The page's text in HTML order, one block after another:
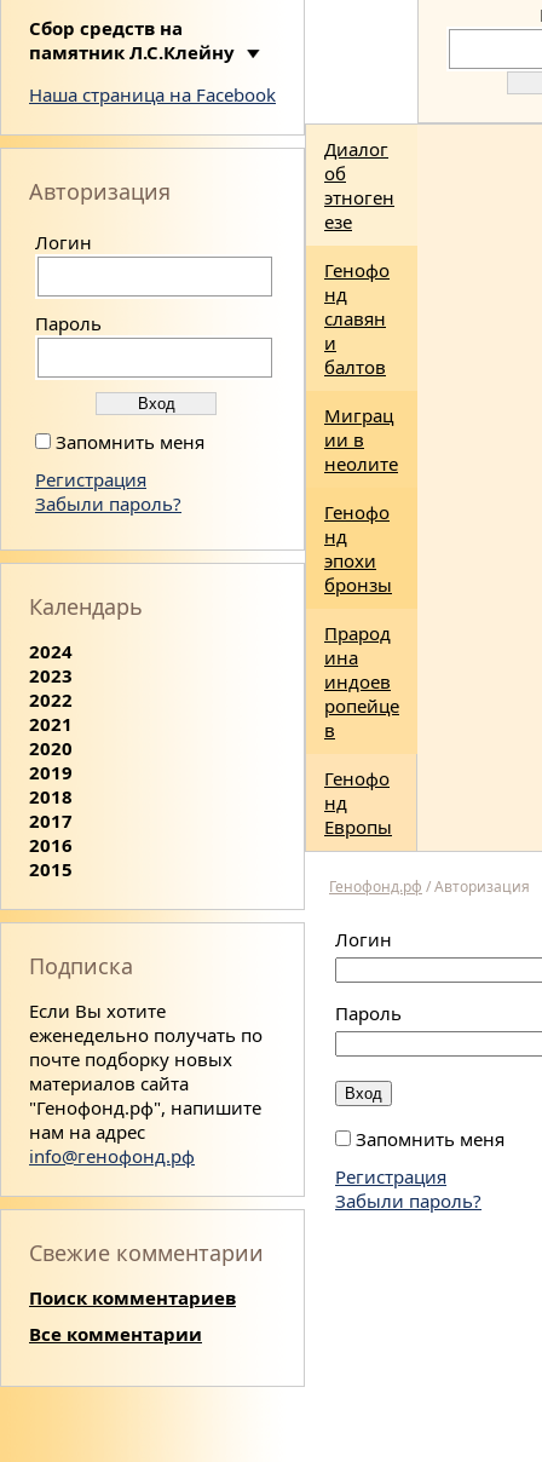
Сбор средств на
памятник Л.С.Клейну
Наша страница на Facebook
Авторизация
Логин
Пароль
Запомнить меня
Регистрация
Забыли пароль?
Календарь
2024
2023
2022
2021
2020
2019
2018
2017
2016
2015
Подписка
Если Вы хотите
еженедельно получать по
почте подборку новых
материалов сайта
"Генофонд.рф", напишите
нам на адрес
info@генофонд.рф
Свежие комментарии
Поиск комментариев
Все комментарии
Диалог
об
этноген
езе
Генофо
нд
славян
и
балтов
Миграц
ии в
неолите
Генофо
нд
эпохи
бронзы
Прарод
ина
индоев
ропейце
в
Генофо
нд
Европы
Генофонд.рф /Авторизация
Логин
Пароль
Запомнить меня
Регистрация
Забыли пароль?